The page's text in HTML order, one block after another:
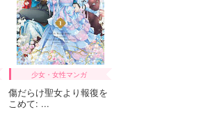
表示する
女より報復をこめて【ヨコヨミ】: 23
少女・女性マンガ
傷だらけ聖女より報復を
こめて: ...